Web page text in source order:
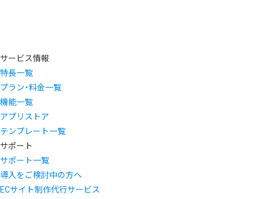
サービス情報
特長一覧
プラン・料金一覧
機能一覧
アプリストア
テンプレート一覧
サポート
サポート一覧
導入をご検討中の方へ
ECサイト制作代行サービス